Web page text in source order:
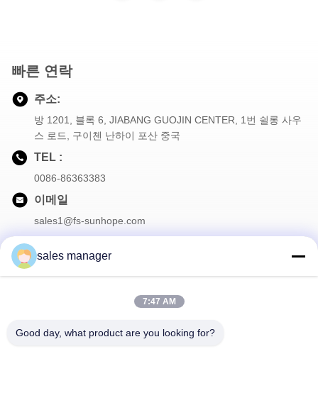
빠른 연락
주소:
방 1201, 블록 6, JIABANG GUOJIN CENTER, 1번 쉴롱 사우
스 로드, 구이첸 난하이 포산 중국
TEL :
0086-86363383
이메일
sales1@fs-sunhope.com
sales manager
7:47 AM
Good day, what product are you looking for?